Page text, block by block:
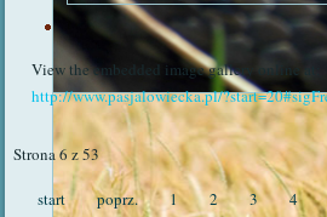
View the embedded image gallery online at:
http://www.pasjalowiecka.pl/
Strona 6 z 53
start poprz. 1 2 3 4